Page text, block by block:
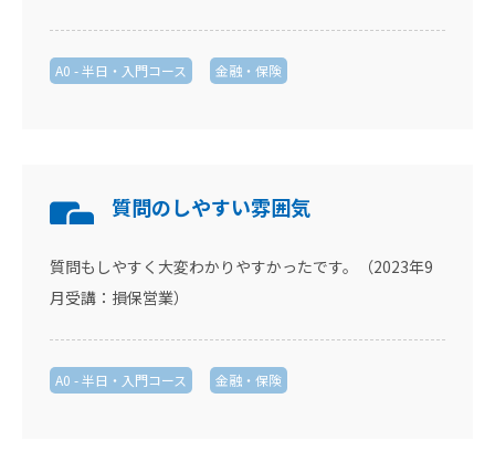
A0 - 半日・入門コース 金融・保険
質問のしやすい雰囲気
質問もしやすく大変わかりやすかったです。（2023年9
月受講：損保営業）
A0 - 半日・入門コース 金融・保険